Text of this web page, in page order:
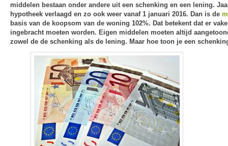
middelen bestaan onder andere uit een schenking en een lening.
hypotheek verlaagd en zo ook weer vanaf 1 januari 2016. Dan is de
basis van de koopsom van de woning 102%. Dat betekent dat er
ingebracht moeten worden. Eigen middelen moeten altijd
zowel de de schenking als de lening. Maar hoe toon je een